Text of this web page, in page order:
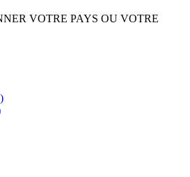
VOTRE PAYS OU VOTRE